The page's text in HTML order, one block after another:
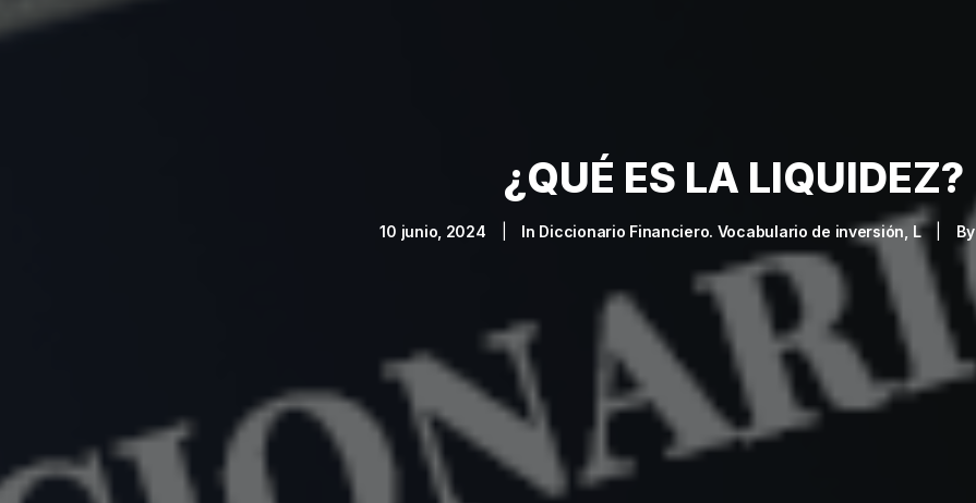
¿QUÉ ES LA LIQUIDEZ?
10 junio, 2024 In Diccionario Financiero. Vocabulario de inversión L By